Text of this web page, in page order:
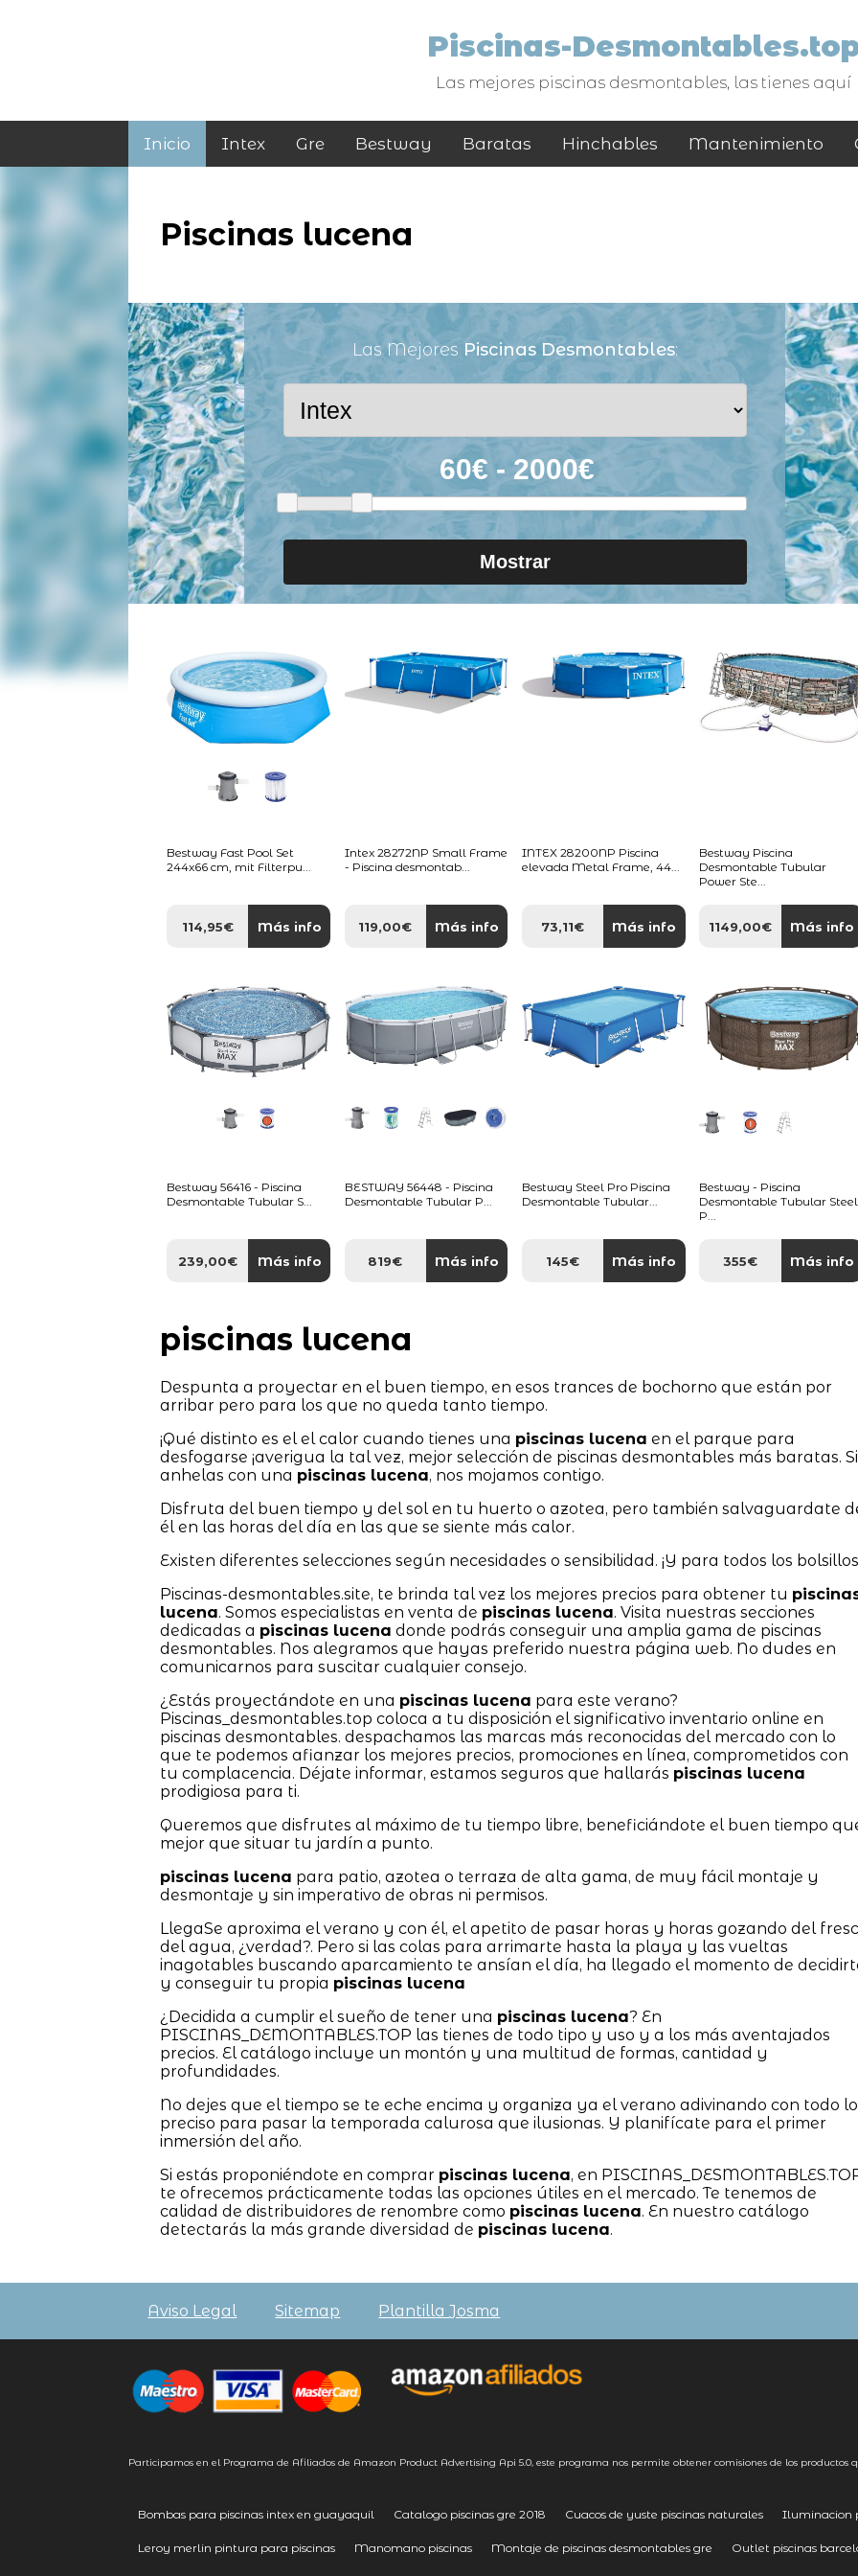
Piscinas-
Las mejores piscinas desmontables, las tienes aquí
Inicio Intex Gre Bestway Baratas Hinchables Mantenimiento
Piscinas lucena
Las Mejores Piscinas Desmontables:
Mostrar
Bestway Fast Pool Set
244x66 cm, mit Filterpu...
114,95€ Más info
Intex 28272NP Small Frame
- Piscina desmontab...
119,00€ Más info
INTEX 28200NP Piscina
elevada Metal Frame, 44...
73,11€ Más info
Bestway Piscina
Desmontable Tubular
Power Ste...
1149,00€ Más info
Bestway 56416 - Piscina
Desmontable Tubular S...
239,00€ Más info
BESTWAY 56448 - Piscina
Desmontable Tubular P...
819€ Más info
Bestway Steel Pro Piscina
Desmontable Tubular...
145€ Más info
Bestway - Piscina
Desmontable Tubular Steel
P...
355€ Más info
piscinas lucena
Despunta a proyectar en el buen tiempo, en esos trances de bochorno que están por
arribar pero para los que no queda tanto tiempo.
¡Qué distinto es el el calor cuando tienes una piscinas lucena en el parque para
desfogarse ¡averigua la tal vez, mejor selección de piscinas desmontables más baratas. Si
anhelas con una piscinas lucena, nos mojamos contigo.
Disfruta del buen tiempo y del sol en tu huerto o azotea, pero también salvaguardate
él en las horas del día en las que se siente más calor.
Existen diferentes selecciones según necesidades o sensibilidad. ¡Y para todos los
Piscinas-desmontables.site, te brinda tal vez los mejores precios para obtener tu
lucena. Somos especialistas en venta de piscinas lucena. Visita nuestras secciones
dedicadas a piscinas lucena donde podrás conseguir una amplia gama de piscinas
desmontables. Nos alegramos que hayas preferido nuestra página web. No dudes en
comunicarnos para suscitar cualquier consejo.
¿Estás proyectándote en una piscinas lucena para este verano?
Piscinas_desmontables.top coloca a tu disposición el significativo inventario online en
piscinas desmontables. despachamos las marcas más reconocidas del mercado con lo
que te podemos afianzar los mejores precios, promociones en línea, comprometidos con
tu complacencia. Déjate informar, estamos seguros que hallarás piscinas lucena
prodigiosa para ti.
Queremos que disfrutes al máximo de tu tiempo libre, beneficiándote el buen tiempo
mejor que situar tu jardín a punto.
piscinas lucena para patio, azotea o terraza de alta gama, de muy fácil montaje y
desmontaje y sin imperativo de obras ni permisos.
LlegaSe aproxima el verano y con él, el apetito de pasar horas y horas gozando del
del agua, ¿verdad?. Pero si las colas para arrimarte hasta la playa y las vueltas
inagotables buscando aparcamiento te ansían el día, ha llegado el momento de
y conseguir tu propia piscinas lucena
¿Decidida a cumplir el sueño de tener una piscinas lucena? En
PISCINAS_DEMONTABLES.TOP las tienes de todo tipo y uso y a los más aventajados
precios. El catálogo incluye un montón y una multitud de formas, cantidad y
profundidades.
No dejes que el tiempo se te eche encima y organiza ya el verano adivinando con todo lo
preciso para pasar la temporada calurosa que ilusionas. Y planifícate para el primer
inmersión del año.
Si estás proponiéndote en comprar piscinas lucena, en
te ofrecemos prácticamente todas las opciones útiles en el mercado. Te tenemos de
calidad de distribuidores de renombre como piscinas lucena. En nuestro catálogo
detectarás la más grande diversidad de piscinas lucena.
Aviso Legal Sitemap Plantilla Josma
Participamos en el Programa de Afiliados de Amazon Product Advertising Api 5.0, este programa nos permite obtener comisiones de los productos
Bombas para piscinas intex en guayaquil Catalogo piscinas gre 2018 Cuacos de yuste piscinas naturales Iluminacion
Leroy merlin pintura para piscinas Manomano piscinas Montaje de piscinas desmontables gre Outlet piscinas